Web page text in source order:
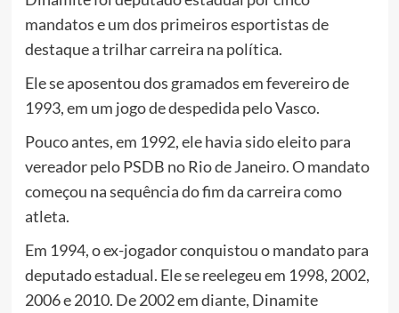
mandatos e um dos primeiros esportistas de
destaque a trilhar carreira na política.
Ele se aposentou dos gramados em fevereiro de
1993, em um jogo de despedida pelo Vasco.
Pouco antes, em 1992, ele havia sido eleito para
vereador pelo PSDB no Rio de Janeiro. O mandato
começou na sequência do fim da carreira como
atleta.
Em 1994, o ex-jogador conquistou o mandato para
deputado estadual. Ele se reelegeu em 1998, 2002,
2006 e 2010. De 2002 em diante, Dinamite